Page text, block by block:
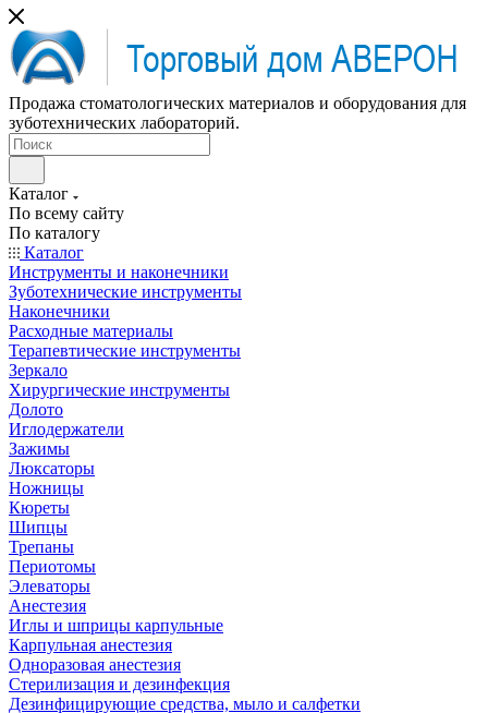
Продажа стоматологических материалов и оборудования для
зуботехнических лабораторий.
Каталог
По всему сайту
По каталогу
Каталог
Инструменты и наконечники
Зуботехнические инструменты
Наконечники
Расходные материалы
Терапевтические инструменты
Зеркало
Хирургические инструменты
Долото
Иглодержатели
Зажимы
Люксаторы
Ножницы
Кюреты
Шипцы
Трепаны
Периотомы
Элеваторы
Анестезия
Иглы и шприцы карпульные
Карпульная анестезия
Одноразовая анестезия
Стерилизация и дезинфекция
Дезинфицирующие средства, мыло и салфетки